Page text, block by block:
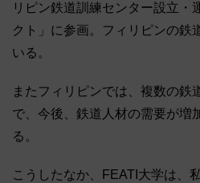
リピン鉄道訓練センター設立・
クト」に参画。フィリピンの鉄
いる。
またフィリピンでは、複数の鉄
で、今後、鉄道人材の需要が増
る。
こうしたなか、FEATI大学は、